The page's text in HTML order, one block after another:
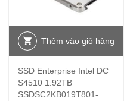
Thêm vào giỏ hàng
SSD Enterprise Intel DC
S4510 1.92TB
SSDSC2KB019T801-